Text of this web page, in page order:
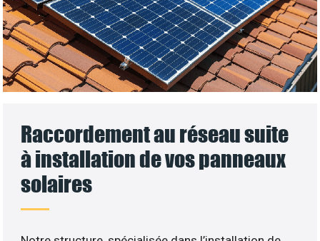
Raccordement au réseau suite
à installation de vos panneaux
solaires